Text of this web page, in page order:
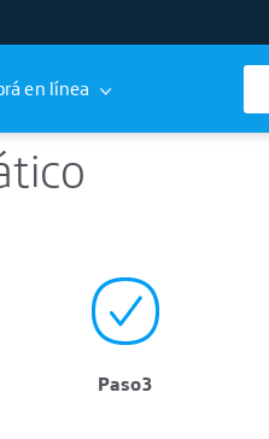
en línea
Paso3